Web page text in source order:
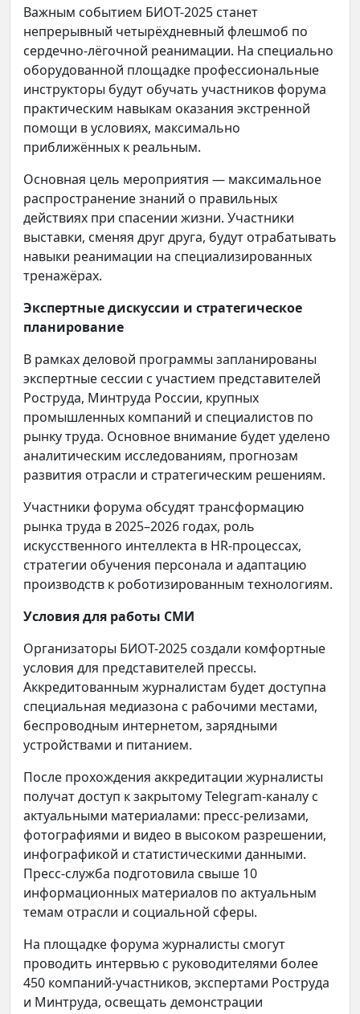
Важным событием БИОТ-2025 станет
непрерывный четырёхдневный флешмоб по
сердечно-лёгочной реанимации. На специально
оборудованной площадке профессиональные
инструкторы будут обучать участников форума
практическим навыкам оказания экстренной
помощи в условиях, максимально
приближённых к реальным.
Основная цель мероприятия — максимальное
распространение знаний о правильных
действиях при спасении жизни. Участники
выставки, сменяя друг друга, будут отрабатывать
навыки реанимации на специализированных
тренажёрах.
Экспертные дискуссии и стратегическое
планирование
В рамках деловой программы запланированы
экспертные сессии с участием представителей
Роструда, Минтруда России, крупных
промышленных компаний и специалистов по
рынку труда. Основное внимание будет уделено
аналитическим исследованиям, прогнозам
развития отрасли и стратегическим решениям.
Участники форума обсудят трансформацию
рынка труда в 2025–2026 годах, роль
искусственного интеллекта в HR-процессах,
стратегии обучения персонала и адаптацию
производств к роботизированным технологиям.
Условия для работы СМИ
Организаторы БИОТ-2025 создали комфортные
условия для представителей прессы.
Аккредитованным журналистам будет доступна
специальная медиазона с рабочими местами,
беспроводным интернетом, зарядными
устройствами и питанием.
После прохождения аккредитации журналисты
получат доступ к закрытому Telegram-каналу с
актуальными материалами: пресс-релизами,
фотографиями и видео в высоком разрешении,
инфографикой и статистическими данными.
Пресс-служба подготовила свыше 10
информационных материалов по актуальным
темам отрасли и социальной сферы.
На площадке форума журналисты смогут
проводить интервью с руководителями более
450 компаний-участников, экспертами Роструда
и Минтруда, освещать демонстрации